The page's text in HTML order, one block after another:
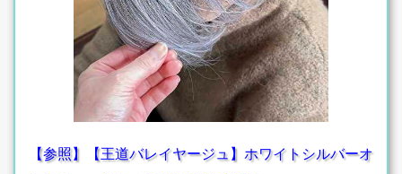
【参照】【王道バレイヤージュ】ホワイトシルバーオ